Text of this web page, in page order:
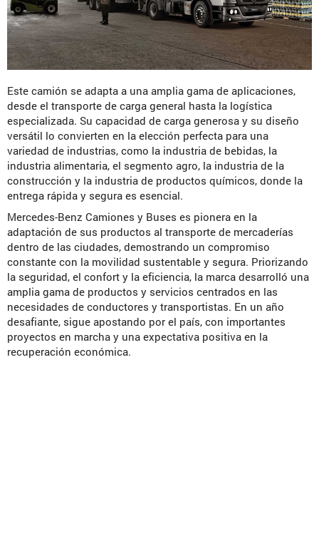
Este camión se adapta a una amplia gama de aplicaciones,
desde el transporte de carga general hasta la logística
especializada. Su capacidad de carga generosa y su diseño
versátil lo convierten en la elección perfecta para una
variedad de industrias, como la industria de bebidas, la
industria alimentaria, el segmento agro, la industria de la
construcción y la industria de productos químicos, donde la
entrega rápida y segura es esencial.
Mercedes-Benz Camiones y Buses es pionera en la
adaptación de sus productos al transporte de mercaderías
dentro de las ciudades, demostrando un compromiso
constante con la movilidad sustentable y segura. Priorizando
la seguridad, el confort y la eficiencia, la marca desarrolló una
amplia gama de productos y servicios centrados en las
necesidades de conductores y transportistas. En un año
desafiante, sigue apostando por el país, con importantes
proyectos en marcha y una expectativa positiva en la
recuperación económica.